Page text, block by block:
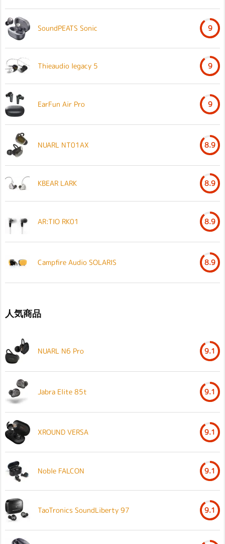
SoundPEATS Sonic 9
Thieaudio legacy 5 9
EarFun Air Pro 9
NUARL NT01AX 8.9
KBEAR LARK 8.9
AR:TIO RK01 8.9
Campfire Audio SOLARIS 8.9
人気商品
NUARL N6 Pro 9.1
Jabra Elite 85t 9.1
XROUND VERSA 9.1
Noble FALCON 9.1
TaoTronics SoundLiberty 97 9.1